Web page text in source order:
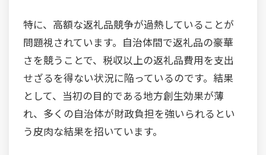
特に、高額な返礼品競争が過熱していることが
問題視されています。自治体間で返礼品の豪華
さを競うことで、税収以上の返礼品費用を支出
せざるを得ない状況に陥っているのです。結果
として、当初の目的である地方創生効果が薄
れ、多くの自治体が財政負担を強いられるとい
う皮肉な結果を招いています。